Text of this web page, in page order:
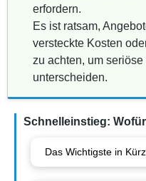
erfordern.
Es ist ratsam,
versteckte Kosten
zu achten, um
unterscheiden.
Schnelleinstieg:
Das Wichtigste in